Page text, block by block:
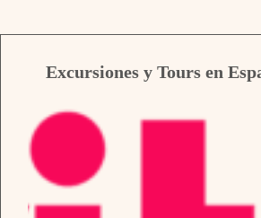
Excursiones y Tours en